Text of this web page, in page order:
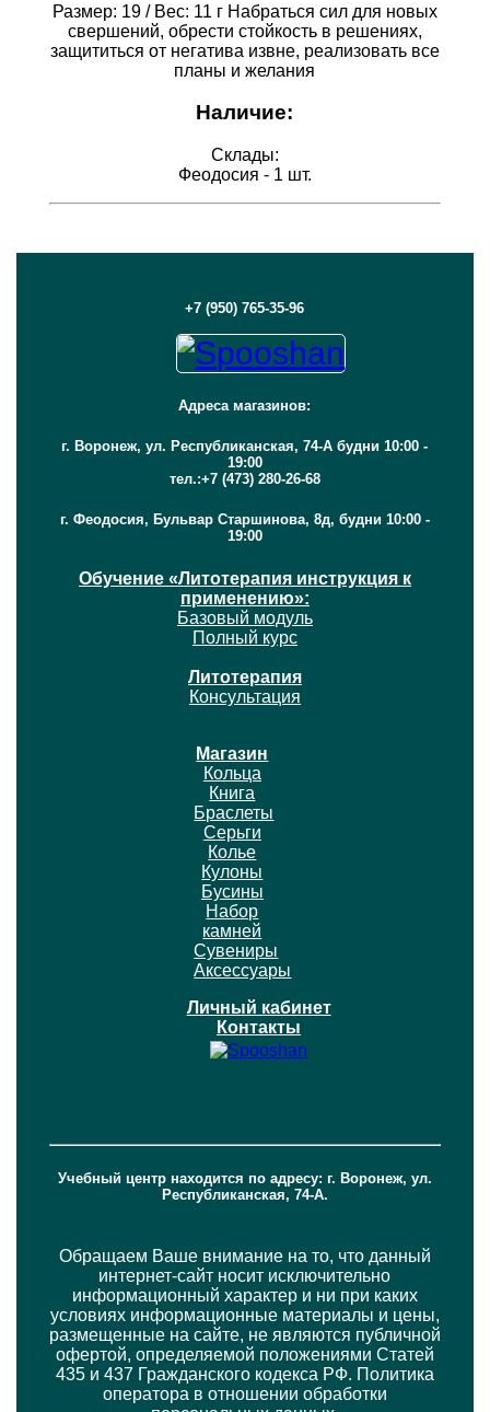
Размер: 19 / Вес: 11 г Набраться сил для новых
свершений, обрести стойкость в решениях,
защититься от негатива извне, реализовать все
планы и желания
Наличие:
Склады:
Феодосия - 1 шт.
+7 (950) 765-35-96
Адреса магазинов:
г. Воронеж, ул. Республиканская, 74-А будни 10:00 -
19:00
тел.:+7 (473) 280-26-68
г. Феодосия, Бульвар Старшинова, 8д, будни 10:00 -
19:00
Обучение «Литотерапия инструкция к
применению»:
Базовый модуль
Полный курс
Литотерапия
Консультация
Магазин
Кольца
Книга
Браслеты
Серьги
Колье
Кулоны
Бусины
Набор
камней
Сувениры
Аксессуары
Личный кабинет
Контакты
Учебный центр находится по адресу: г. Воронеж, ул.
Республиканская, 74-А.
Обращаем Ваше внимание на то, что данный
интернет-сайт носит исключительно
информационный характер и ни при каких
условиях информационные материалы и цены,
размещенные на сайте, не являются публичной
офертой, определяемой положениями Статей
435 и 437 Гражданского кодекса РФ. Политика
оператора в отношении обработки